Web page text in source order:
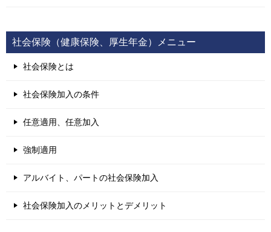
社会保険（健康保険、厚生年金）メニュー
社会保険とは
社会保険加入の条件
任意適用、任意加入
強制適用
アルバイト、パートの社会保険加入
社会保険加入のメリットとデメリット